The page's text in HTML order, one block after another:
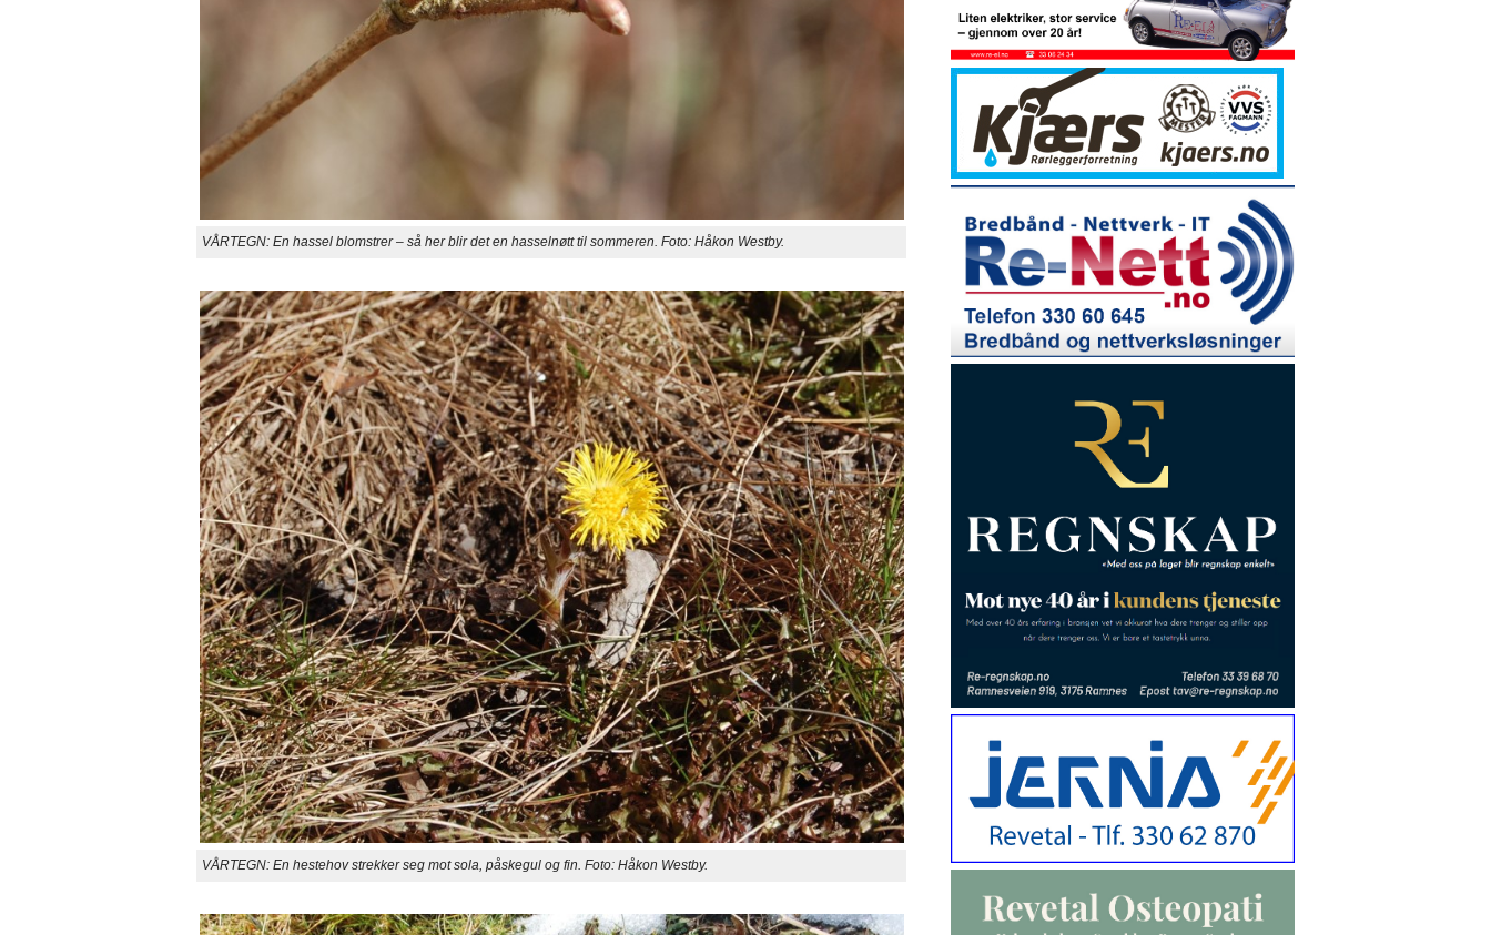
VÅRTEGN: En hassel blomstrer – så her blir det en hasselnøtt til sommeren. Foto: Håkon Westby.
VÅRTEGN: En hestehov strekker seg mot sola, påskegul og fin. Foto: Håkon Westby.